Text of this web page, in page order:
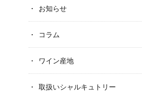
お知らせ
コラム
ワイン産地
取扱いシャルキュトリー